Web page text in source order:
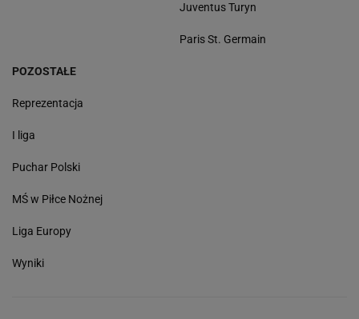
Juventus Turyn
Paris St. Germain
POZOSTAŁE
Reprezentacja
I liga
Puchar Polski
MŚ w Piłce Nożnej
Liga Europy
Wyniki